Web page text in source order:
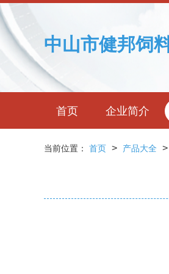
中山市健邦饲
首页 企业简介
当前位置： 首页 > 产品大全 >